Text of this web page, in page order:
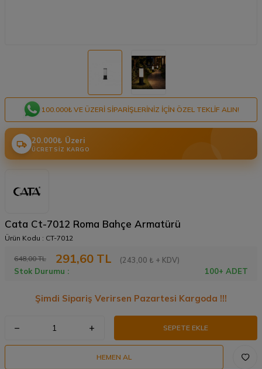
100.000₺ VE ÜZERI SIPARIŞLERINIZ IÇIN ÖZEL TEKLIF ALIN!
20.000₺ Üzeri
ÜCRETSIZ KARGO
Cata Ct-7012 Roma Bahçe Armatürü
Ürün Kodu : CT-7012
648,00TL 291,60 TL
(243,00 ₺ + KDV)
Stok Durumu :
100+ ADET
Şimdi Sipariş Verirsen Pazartesi Kargoda !!!
SEPETE EKLE
HEMEN AL